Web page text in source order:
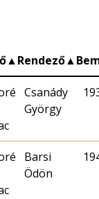
▲Rendező▲
Csanády
György
Barsi
Ödön